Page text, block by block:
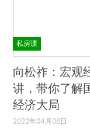
私房课
向松祚：宏观
讲，带你了解
经济大局
2022年04月06日